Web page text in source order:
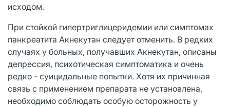
исходом.
При стойкой гипертриглицеридемии или симптомах
панкреатита Акнекутан следует отменить. В редких
случаях у больных, получавших Акнекутан, описаны
депрессия, психотическая симптоматика и очень
редко - суицидальные попытки. Хотя их причинная
связь с применением препарата не установлена,
необходимо соблюдать особую осторожность у